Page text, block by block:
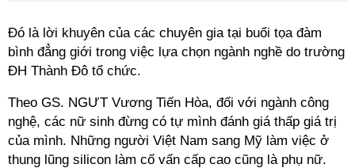
Đó là lời khuyên của các chuyên gia tại buổi tọa đàm
bình đẳng giới trong việc lựa chọn ngành nghề do trường
ĐH Thành Đô tổ chức.
Theo GS. NGƯT Vương Tiến Hòa, đối với ngành công
nghệ, các nữ sinh đừng có tự mình đánh giá thấp giá trị
của mình. Những người Việt Nam sang Mỹ làm việc ở
thung lũng silicon làm cố vấn cấp cao cũng là phụ nữ.